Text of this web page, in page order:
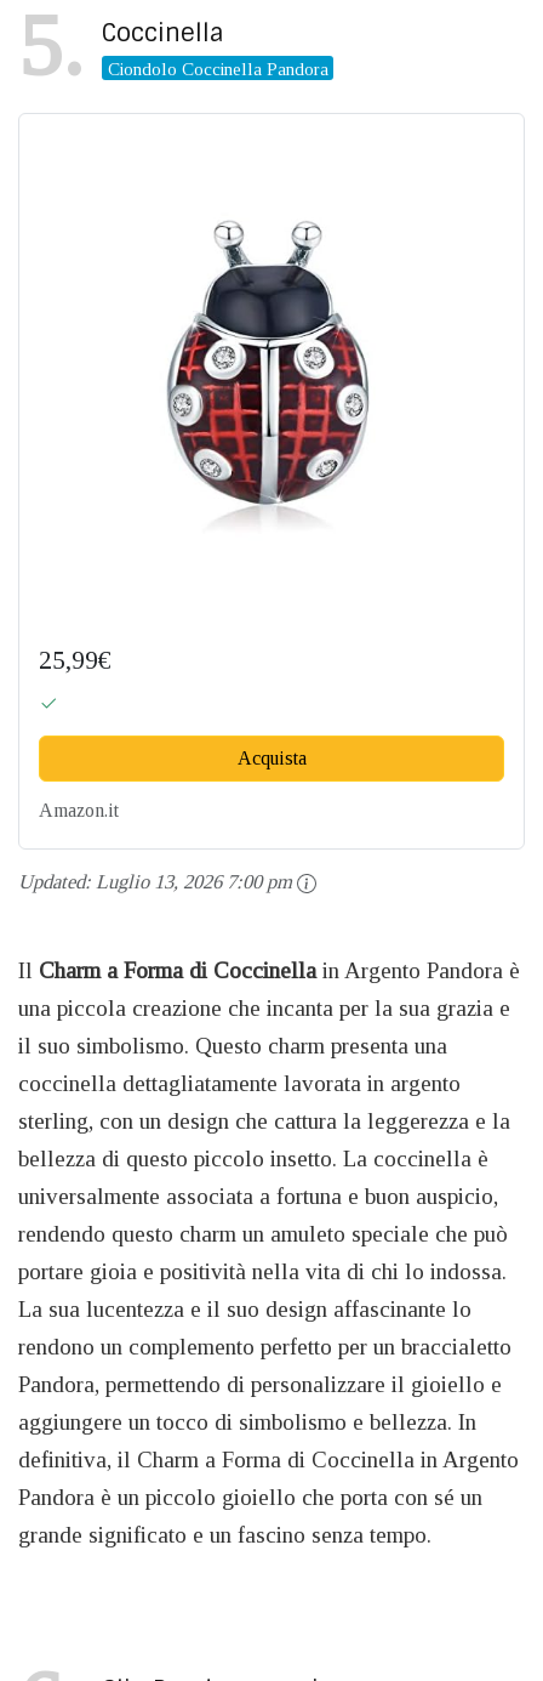
5 Coccinella
Ciondolo Coccinella Pandora
25,99€
Acquista
Amazon.it
Updated: Luglio 13, 2026 7:00 pm
Il Charm a Forma di Coccinella in Argento Pandora è
una piccola creazione che incanta per la sua grazia e
il suo simbolismo. Questo charm presenta una
coccinella dettagliatamente lavorata in argento
sterling, con un design che cattura la leggerezza e la
bellezza di questo piccolo insetto. La coccinella è
universalmente associata a fortuna e buon auspicio,
rendendo questo charm un amuleto speciale che può
portare gioia e positività nella vita di chi lo indossa.
La sua lucentezza e il suo design affascinante lo
rendono un complemento perfetto per un braccialetto
Pandora, permettendo di personalizzare il gioiello e
aggiungere un tocco di simbolismo e bellezza. In
definitiva, il Charm a Forma di Coccinella in Argento
Pandora è un piccolo gioiello che porta con sé un
grande significato e un fascino senza tempo.